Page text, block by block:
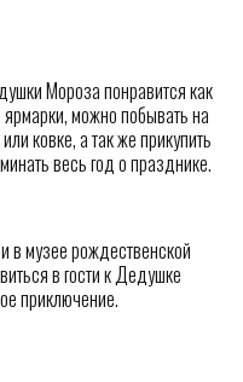
Мороза понравится как
можно побывать на
ковке, а так же прикупить
весь год о празднике.
в музее рождественской
в гости к Дедушке
приключение.